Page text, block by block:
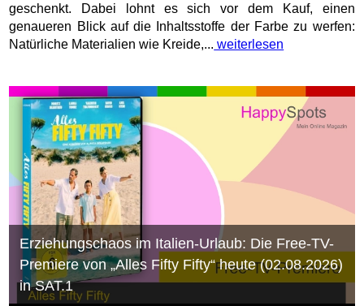
geschenkt. Dabei lohnt es sich vor dem Kauf, einen
genaueren Blick auf die Inhaltsstoffe der Farbe zu werfen:
Natürliche Materialien wie Kreide,... weiterlesen
Erziehungschaos im Italien-Urlaub: Die Free-TV-
Premiere von „Alles Fifty Fifty“ heute (02.08.2026)
in SAT.1